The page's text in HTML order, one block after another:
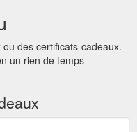
des certificats-cadeaux.
un rien de temps